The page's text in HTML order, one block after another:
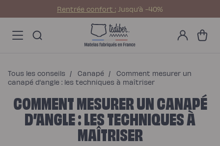
contenu
Rentrée confort : Jusqu’à -40%
menu
Matelas
Matelas
Matelas
Hybride
Infinite
Signature
Matelas
Grand
Mon
comptePanier
Tous les conseils / Canapé /
Comment mesurer un
canapé d’angle : les techniques à maîtriser
COMMENT MESURER UN CANAPÉ
D’ANGLE : LES TECHNIQUES À
MAÎTRISER